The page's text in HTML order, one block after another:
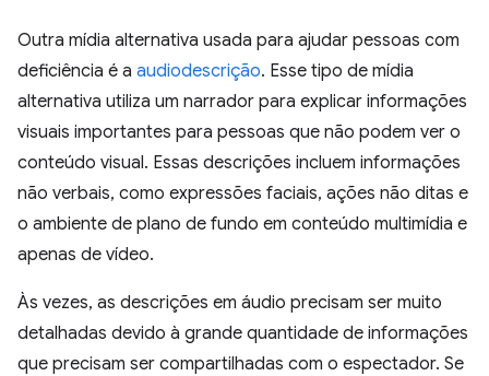
Outra mídia alternativa usada para ajudar pessoas com
deficiência é a audiodescrição. Esse tipo de mídia
alternativa utiliza um narrador para explicar informações
visuais importantes para pessoas que não podem ver o
conteúdo visual. Essas descrições incluem informações
não verbais, como expressões faciais, ações não ditas e
o ambiente de plano de fundo em conteúdo multimídia e
apenas de vídeo.
Às vezes, as descrições em áudio precisam ser muito
detalhadas devido à grande quantidade de informações
que precisam ser compartilhadas com o espectador. Se